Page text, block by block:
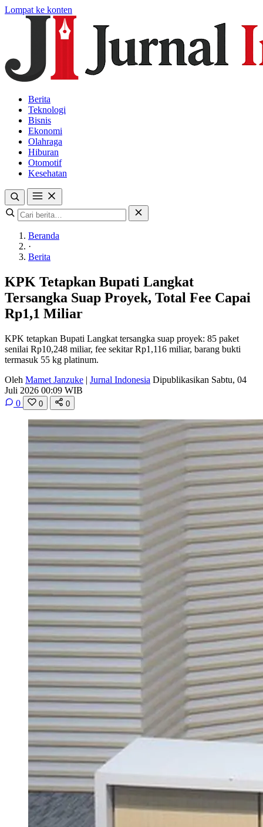
Lompat ke konten
Berita
Teknologi
Bisnis
Ekonomi
Olahraga
Hiburan
Otomotif
Kesehatan
Beranda
·
Berita
KPK Tetapkan Bupati Langkat
Tersangka Suap Proyek, Total Fee Capai
Rp1,1 Miliar
KPK tetapkan Bupati Langkat tersangka suap proyek: 85 paket
senilai Rp10,248 miliar, fee sekitar Rp1,116 miliar, barang bukti
termasuk 55 kg platinum.
Oleh Mamet Janzuke | Jurnal Indonesia Dipublikasikan Sabtu, 04
Juli 2026 00:09 WIB
0
0 0